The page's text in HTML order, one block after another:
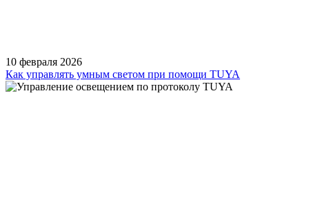
10 февраля 2026
Как управлять умным светом при помощи TUYA